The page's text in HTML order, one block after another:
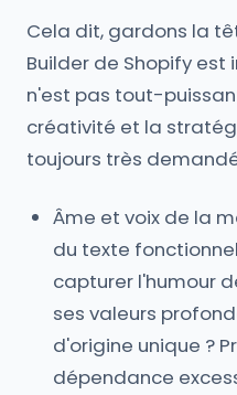
Cela dit, gardons la
Builder de Shopify est
n'est pas tout-
créativité et la
toujours très
Âme et voix de la
du texte
capturer l'humour
ses valeurs
d'origine unique ?
dépendance